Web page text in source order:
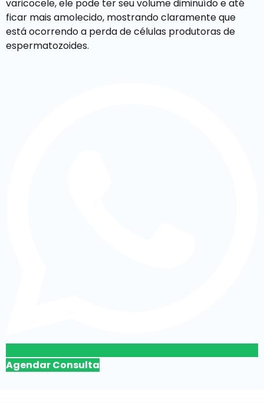
varicocele, ele pode ter seu volume diminuído e até
ficar mais amolecido, mostrando claramente que
está ocorrendo a perda de células produtoras de
espermatozoides.
Agendar Consulta